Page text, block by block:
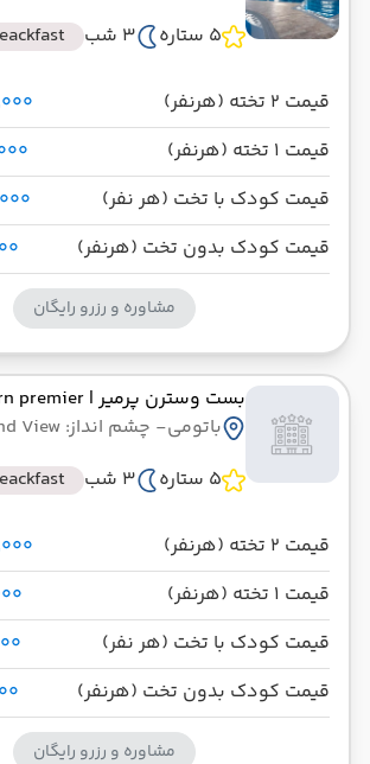
5 ستاره
3 شب
قیمت 2 تخته (هرنفر)
قیمت 1 تخته (هرنفر)
قیمت کودک با تخت (هر نفر)
قیمت کودک بدون تخت (هرنفر)
مشاوره و رزرو رایگان
بست وسترن پرمیر| best western premier
باتومی- چشم انداز: Land View
5 ستاره
3 شب
قیمت 2 تخته (هرنفر)
قیمت 1 تخته (هرنفر)
قیمت کودک با تخت (هر نفر)
قیمت کودک بدون تخت (هرنفر)
مشاوره و رزرو رایگان